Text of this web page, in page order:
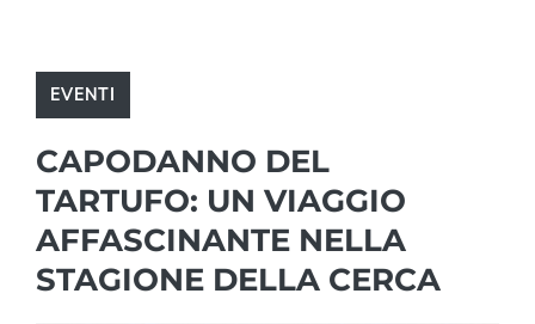
EVENTI
CAPODANNO DEL
TARTUFO: UN VIAGGIO
AFFASCINANTE NELLA
STAGIONE DELLA CERCA